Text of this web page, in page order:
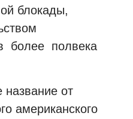
блокады,
более полвека
название от
американского